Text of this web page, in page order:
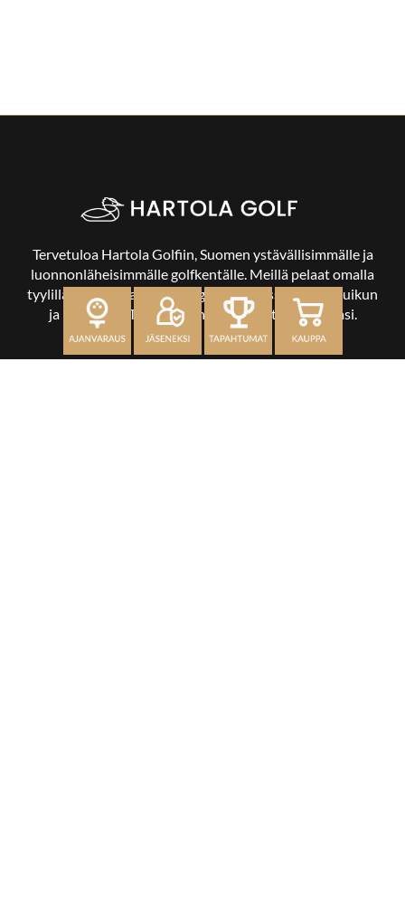
Tervetuloa Hartola Golfiin, Suomen ystävällisimmälle ja
luonnonläheisimmälle golfkentälle. Meillä pelaat omalla
tyylilläsi ja tasollasi – ja bongaat halutessasi vaikka uikun
ja kuikankin. Tärkeintä on, että nautit vierailustasi.